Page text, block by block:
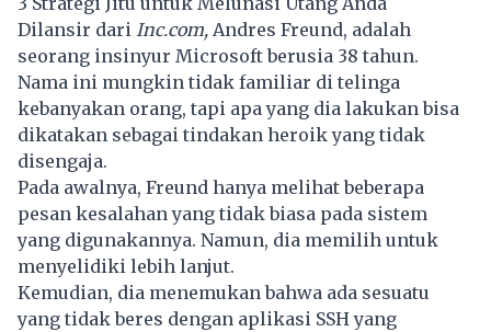
Dilansir dari Inc.com, Andres Freund, adalah
seorang insinyur Microsoft berusia 38 tahun.
Nama ini mungkin tidak familiar di telinga
kebanyakan orang, tapi apa yang dia lakukan bisa
dikatakan sebagai tindakan heroik yang tidak
disengaja.
Pada awalnya, Freund hanya melihat beberapa
pesan kesalahan yang tidak biasa pada sistem
yang digunakannya. Namun, dia memilih untuk
menyelidiki lebih lanjut.
Kemudian, dia menemukan bahwa ada sesuatu
yang tidak beres dengan aplikasi SSH yang